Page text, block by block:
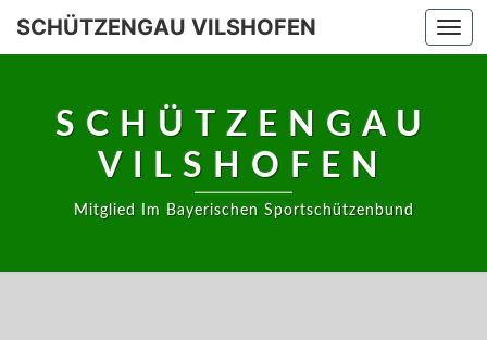
Skip
SCHÜTZENGAU VILSHOFEN
SCHÜTZENGAU
VILSHOFEN
Mitglied Im Bayerischen Sportschützenbund